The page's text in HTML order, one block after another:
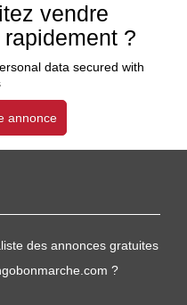
vendre
?
data secured with
annonce
des annonces gratuites
?